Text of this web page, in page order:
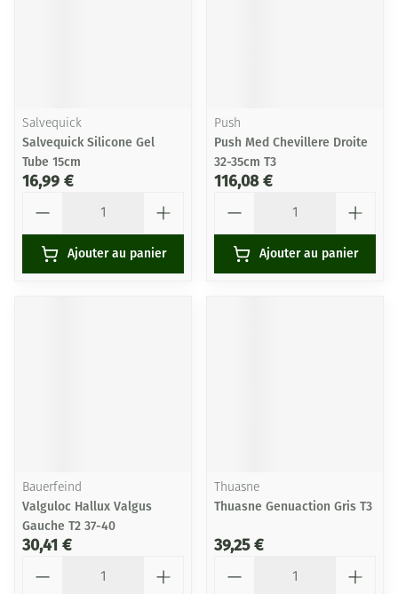
Salvequick
Salvequick Silicone Gel
Tube 15cm
16,99 €
Ajouter au panier
Push
Push Med Chevillere Droite
32-35cm T3
116,08 €
Ajouter au panier
Bauerfeind
Valguloc Hallux Valgus
Gauche T2 37-40
30,41 €
Thuasne
Thuasne Genuaction Gris T3
39,25 €